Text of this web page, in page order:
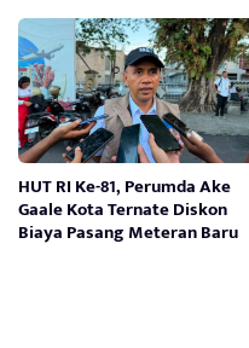
HUT RI Ke-81, Perumda Ake
Gaale Kota Ternate Diskon
Biaya Pasang Meteran Baru